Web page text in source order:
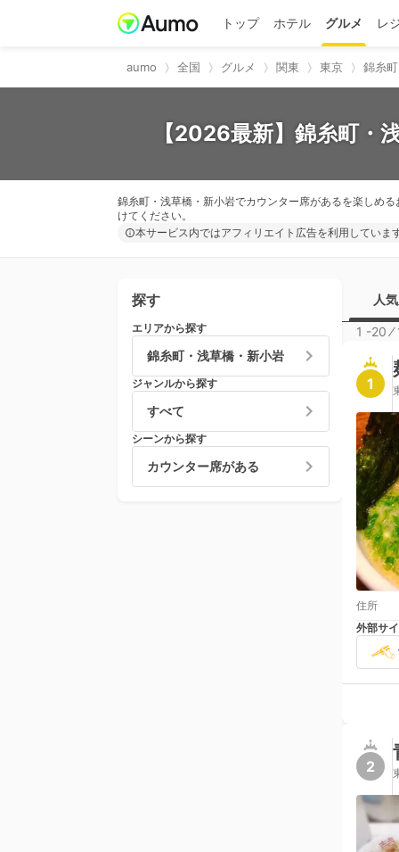
トップ ホテル グルメ レ
aumo 全国 グルメ 関東 東京 錦糸
【2026最新】錦糸町・
錦糸町・浅草橋・新小岩でカウンター席があるを楽しめ
けてください。
本サービス内ではアフィリエイト広告を利用していま
探す
エリアから探す
錦糸町・浅草橋・新小岩
ジャンルから探す
すべて
シーンから探す
カウンター席がある
人
1 -20 ⁄
1
住所
外部サ
2